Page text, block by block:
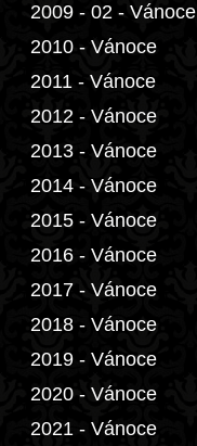
2009 - 02 - Vánoce
2010 - Vánoce
2011 - Vánoce
2012 - Vánoce
2013 - Vánoce
2014 - Vánoce
2015 - Vánoce
2016 - Vánoce
2017 - Vánoce
2018 - Vánoce
2019 - Vánoce
2020 - Vánoce
2021 - Vánoce